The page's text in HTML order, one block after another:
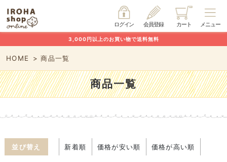
メニュー
カート
会員登録
ログイン
3,000円以上のお買い物で送料無料
HOME 商品一覧
商品一覧
並び替え 新着順 価格が安い順 価格が高い順